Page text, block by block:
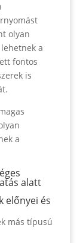
olyan
a
fontos
is
a
alatt
előnyei és
más típusú